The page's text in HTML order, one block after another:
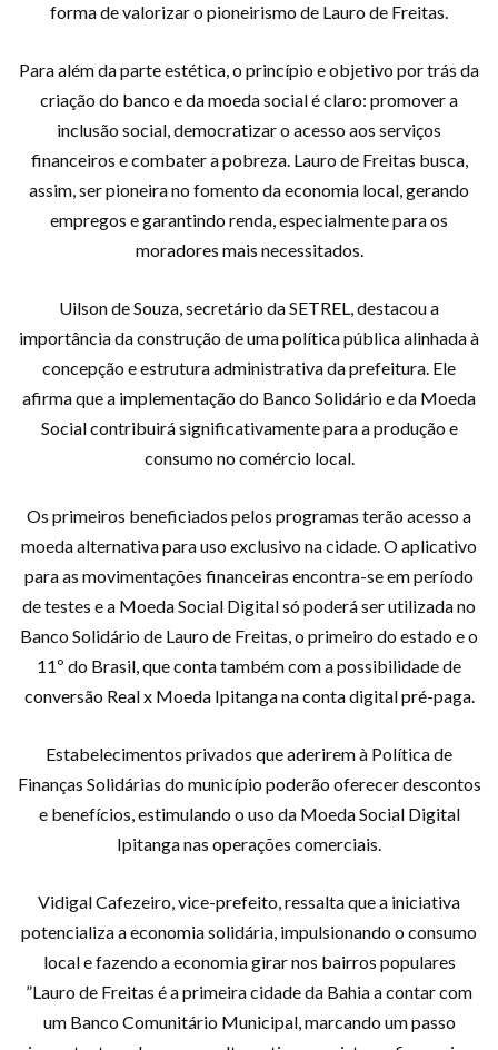
forma de valorizar o pioneirismo de Lauro de Freitas.
Para além da parte estética, o princípio e objetivo por trás da
criação do banco e da moeda social é claro: promover a
inclusão social, democratizar o acesso aos serviços
financeiros e combater a pobreza. Lauro de Freitas busca,
assim, ser pioneira no fomento da economia local, gerando
empregos e garantindo renda, especialmente para os
moradores mais necessitados.
Uilson de Souza, secretário da SETREL, destacou a
importância da construção de uma política pública alinhada à
concepção e estrutura administrativa da prefeitura. Ele
afirma que a implementação do Banco Solidário e da Moeda
Social contribuirá significativamente para a produção e
consumo no comércio local.
Os primeiros beneficiados pelos programas terão acesso a
moeda alternativa para uso exclusivo na cidade. O aplicativo
para as movimentações financeiras encontra-se em período
de testes e a Moeda Social Digital só poderá ser utilizada no
Banco Solidário de Lauro de Freitas, o primeiro do estado e o
11º do Brasil, que conta também com a possibilidade de
conversão Real x Moeda Ipitanga na conta digital pré-paga.
Estabelecimentos privados que aderirem à Política de
Finanças Solidárias do município poderão oferecer descontos
e benefícios, estimulando o uso da Moeda Social Digital
Ipitanga nas operações comerciais.
Vidigal Cafezeiro, vice-prefeito, ressalta que a iniciativa
potencializa a economia solidária, impulsionando o consumo
local e fazendo a economia girar nos bairros populares
”Lauro de Freitas é a primeira cidade da Bahia a contar com
um Banco Comunitário Municipal, marcando um passo